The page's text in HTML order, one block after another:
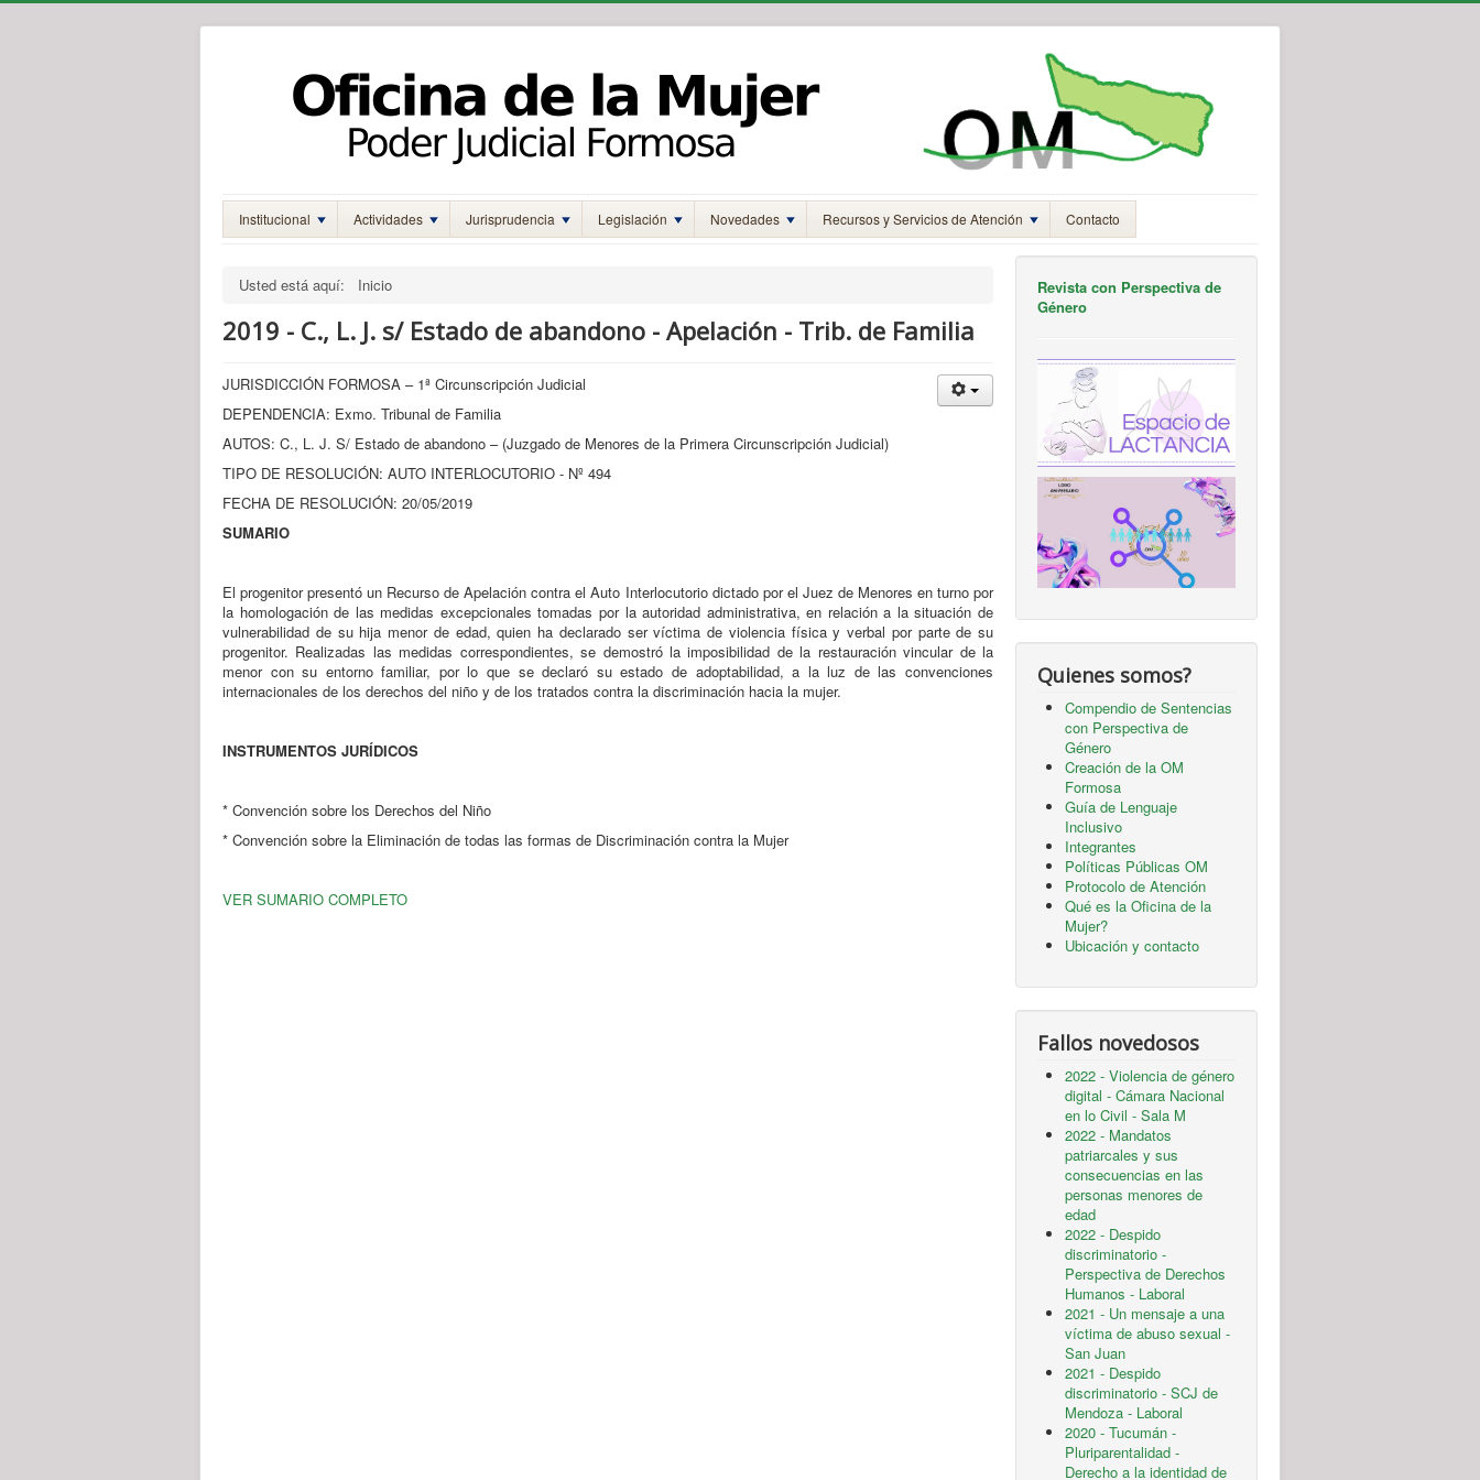
Institucional Actividades Jurisprudencia Legislación Novedades Recursos y Servicios de Atención Contacto
Usted está aquí: Inicio
2019 - C., L. J. s/ Estado de abandono - Apelación - Trib. de Familia
JURISDICCIÓN FORMOSA – 1ª Circunscripción Judicial
DEPENDENCIA: Exmo. Tribunal de Familia
AUTOS: C., L. J. S/ Estado de abandono – (Juzgado de Menores de la Primera Circunscripción Judicial)
TIPO DE RESOLUCIÓN: AUTO INTERLOCUTORIO - Nº 494
FECHA DE RESOLUCIÓN: 20/05/2019
SUMARIO
El progenitor presentó un Recurso de Apelación contra el Auto Interlocutorio dictado por el Juez de Menores en turno por
la homologación de las medidas excepcionales tomadas por la autoridad administrativa, en relación a la situación de
vulnerabilidad de su hija menor de edad, quien ha declarado ser víctima de violencia física y verbal por parte de su
progenitor. Realizadas las medidas correspondientes, se demostró la imposibilidad de la restauración vincular de la
menor con su entorno familiar, por lo que se declaró su estado de adoptabilidad, a la luz de las convenciones
internacionales de los derechos del niño y de los tratados contra la discriminación hacia la mujer.
INSTRUMENTOS JURÍDICOS
* Convención sobre los Derechos del Niño
* Convención sobre la Eliminación de todas las formas de Discriminación contra la Mujer
VER SUMARIO COMPLETO
Revista con Perspectiva de
Género
Quienes somos?
Compendio de Sentencias
con Perspectiva de
Género
Creación de la OM
Formosa
Guía de Lenguaje
Inclusivo
Integrantes
Políticas Públicas OM
Protocolo de Atención
Qué es la Oficina de la
Mujer?
Ubicación y contacto
Fallos novedosos
2022 - Violencia de género
digital - Cámara Nacional
en lo Civil - Sala M
2022 - Mandatos
patriarcales y sus
consecuencias en las
personas menores de
edad
2022 - Despido
discriminatorio -
Perspectiva de Derechos
Humanos - Laboral
2021 - Un mensaje a una
víctima de abuso sexual -
San Juan
2021 - Despido
discriminatorio - SCJ de
Mendoza - Laboral
2020 - Tucumán -
Pluriparentalidad -
Derecho a la identidad de